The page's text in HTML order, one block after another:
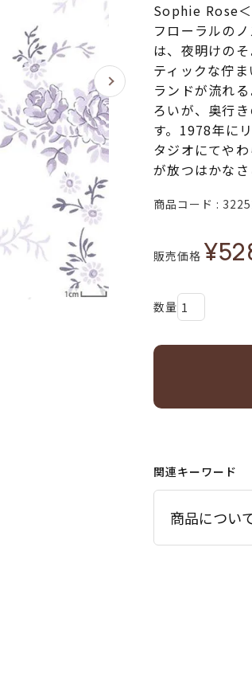
Sophie Rose
フローラルの
は、夜明けの
ティックな佇
ランドが流れ
ろいが、奥行
す。1978年に
タジオにてや
が放つはかな
商品コード
販売価格 ¥
関連キーワード
商品につい